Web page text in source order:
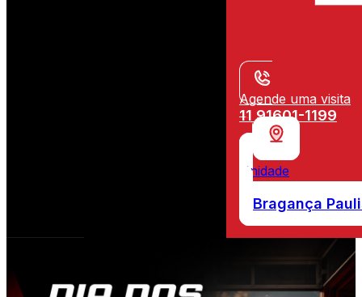
Agende uma visita
11 91601-1199
Unidade
Bragança